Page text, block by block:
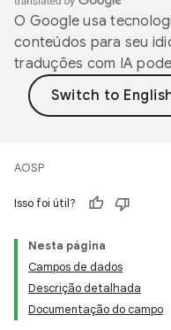
O Google usa
conteúdos para seu
traduções com IA
AOSP
Isso foi útil?
Nesta página
Campos de dados
Descrição detalhada
Documentação do campo